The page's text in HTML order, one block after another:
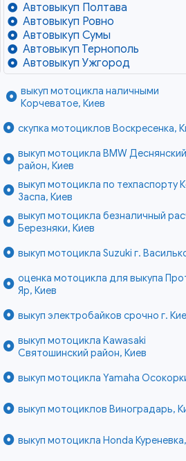
Автовыкуп Полтава
Автовыкуп Ровно
Автовыкуп Сумы
Автовыкуп Тернополь
Автовыкуп Ужгород
выкуп мотоцикла наличными
Корчеватое, Киев
скупка мотоциклов Воскресенка,
выкуп мотоцикла BMW Деснянский
район, Киев
выкуп мотоцикла по техпаспорту
Заспа, Киев
выкуп мотоцикла безналичный
Березняки, Киев
выкуп мотоцикла Suzuki г.
оценка мотоцикла для выкупа
Яр, Киев
выкуп электробайков срочно г.
выкуп мотоцикла Kawasaki
Святошинский район, Киев
выкуп мотоцикла Yamaha
выкуп мотоциклов Виноградарь,
выкуп мотоцикла Honda